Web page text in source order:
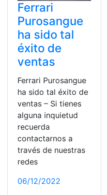
Ferrari
Purosangue
ha sido tal
éxito de
ventas
Ferrari Purosangue
ha sido tal éxito de
ventas – Si tienes
alguna inquietud
recuerda
contactarnos a
través de nuestras
redes
06/12/2022